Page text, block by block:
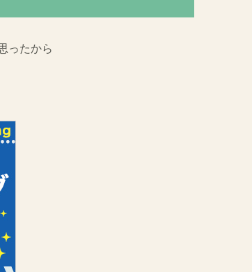
ったから